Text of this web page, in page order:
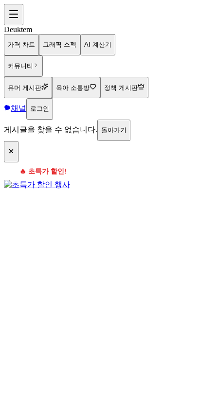
Deuktem
가격 차트 그래픽 스펙 AI 계산기
커뮤니티
유머 게시판 육아 소통방 정책 게시판
채널 로그인
게시글을 찾을 수 없습니다. 돌아가기
🔥 초특가 할인!